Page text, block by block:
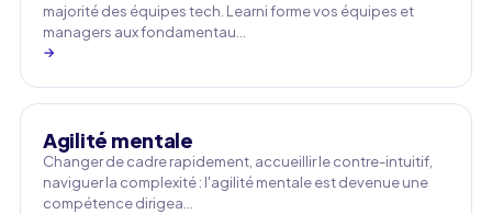
majorité des équipes tech. Learni forme vos équipes et
managers aux fondamentau…
→
Agilité mentale
Changer de cadre rapidement, accueillir le contre-intuitif,
naviguer la complexité : l'agilité mentale est devenue une
compétence dirigea…